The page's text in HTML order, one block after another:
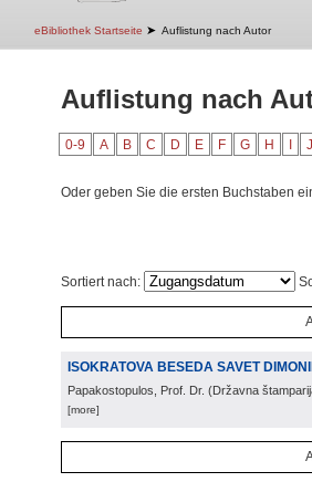
eBibliothek Startseite ➤ Auflistung nach Autor
Auflistung nach
0-9 A B C D E F G H J
Oder geben Sie die ersten Buchstaben
Sortiert nach:
ISOKRATOVA BESEDA SAVET
Papakostopulos, Prof. Dr. (Državna
[more]